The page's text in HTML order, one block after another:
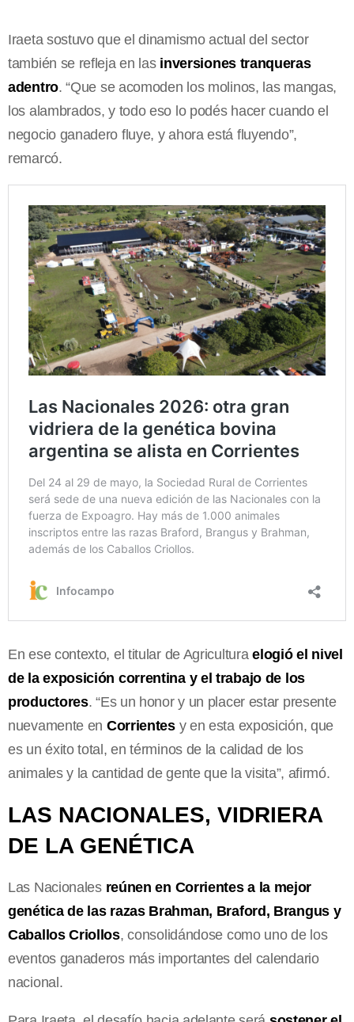
Iraeta sostuvo que el dinamismo actual del sector
también se refleja en lasinversiones tranqueras
adentro. “Que se acomoden los molinos, las mangas,
los alambrados, y todo eso lo podés hacer cuando el
negocio ganadero fluye, y ahora está fluyendo”,
remarcó.
En ese contexto, el titular de Agriculturaelogió el nivel
de la exposición correntina y el trabajo de los
productores. “Es un honor y un placer estar presente
nuevamente en Corrientesy en esta exposición, que
es un éxito total, en términos de la calidad de los
animales y la cantidad de gente que la visita”, afirmó.
LAS NACIONALES, VIDRIERA
DE LA GENÉTICA
Las Nacionales reúnen en Corrientes a la mejor
genética de las razas Brahman, Braford, Brangus y
Caballos Criollos, consolidándose como uno de los
eventos ganaderos más importantes del calendario
nacional.